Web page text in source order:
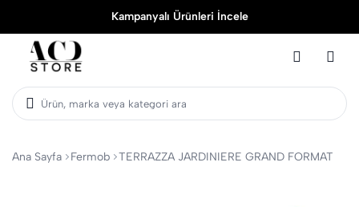
Kampanyalı Ürünleri İncele
Ürün, marka veya kategori ara
Ana Sayfa Fermob TERRAZZA JARDINIERE GRAND FORMAT